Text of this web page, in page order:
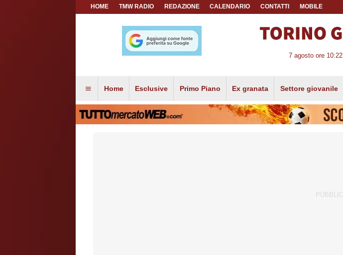
HOME TMW RADIO REDAZIONE CALENDARIO CONTATTI MOBILE
7 agosto ore 10:22
Home Esclusive Primo Piano Ex granata Settore giovanile